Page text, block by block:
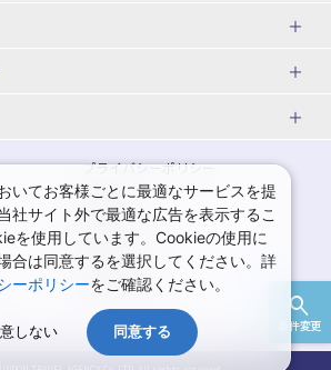
条件変更
千葉県
栃木県
神奈川県ホテル・旅館
千葉県ホテル・旅館
栃木県ホテル・旅館
蔵王温泉(山形)
鳴子温泉(宮城)
飯坂温泉(福島)
岩手旅行・ツアー
秋田旅行・ツアー
福島旅行・ツアー
神奈川旅行・ツアー
の旅
ユニバーサル・スタジオ・ジャパ
版 女子旅 国内版
版
ゴールデンウィーク（GW）の国内
旅行
7月の国内旅行
9月の国内旅行
11月の国内旅行
プライバシーポリシー
規約集
商標について
採用情報
いてお客様ごとに最適なサービスを提
社サイト外で最適な広告を表示するこ
を使用しています。Cookieの使用に
合は同意するを選択してください。詳
ーポリシーをご確認ください。
しない 同意する